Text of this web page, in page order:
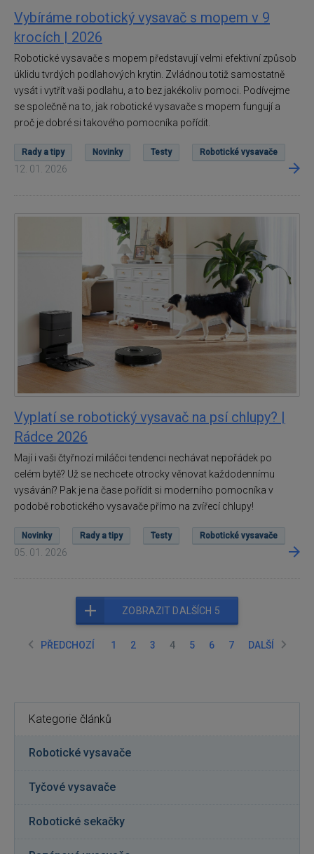
Vybíráme robotický vysavač s mopem v 9
krocích | 2026
Robotické vysavače s mopem představují velmi efektivní způsob
úklidu tvrdých podlahových krytin. Zvládnou totiž samostatně
vysát i vytřít vaši podlahu, a to bez jakékoliv pomoci. Podívejme
se společně na to, jak robotické vysavače s mopem fungují a
proč je dobré si takového pomocníka pořídit.
Rady a tipy Novinky Testy Robotické vysavače
12. 01. 2026
Vyplatí se robotický vysavač na psí chlupy? |
Rádce 2026
Mají i vaši čtyřnozí miláčci tendenci nechávat nepořádek po
celém bytě? Už se nechcete otrocky věnovat každodennímu
vysávání? Pak je na čase pořídit si moderního pomocníka v
podobě robotického vysavače přímo na zvířecí chlupy!
Novinky Rady a tipy Testy Robotické vysavače
05. 01. 2026
ZOBRAZIT DALŠÍCH 5
PŘEDCHOZÍ 1 2 3 4 5 6 7 DALŠÍ
Kategorie článků
Robotické vysavače
Tyčové vysavače
Robotické sekačky